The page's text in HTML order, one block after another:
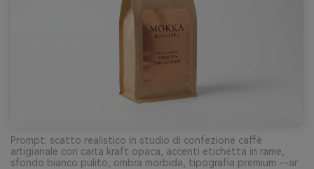
Prompt: scatto realistico in studio di confezione caffè
artigianale con carta kraft opaca, accenti etichetta in rame,
sfondo bianco pulito, ombra morbida, tipografia premium --ar